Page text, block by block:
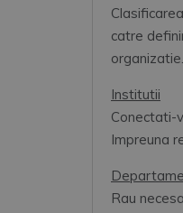
catre
organizatie.
Institutii
Conectati-
Impreuna
Rau